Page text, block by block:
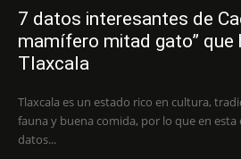
7 datos interesantes de
mamífero mitad gato” que
Tlaxcala
Tlaxcala es un estado rico en cultura,
fauna y buena comida, por lo que en
datos...